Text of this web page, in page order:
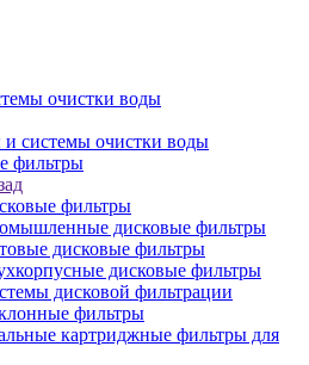
очистки воды
системы очистки воды
фильтры
фильтры
дисковые фильтры
дисковые фильтры
дисковые фильтры
дисковой фильтрации
фильтры
картриджные фильтры для